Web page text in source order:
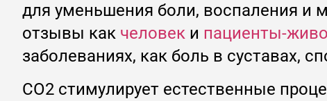
для уменьшения боли, воспаления и
отзывы как человек и пациенты-
заболеваниях, как боль в суставах,
CO2 стимулирует естественные